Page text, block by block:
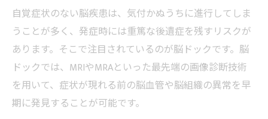
自覚症状のない脳疾患は、気付かぬうちに進行してしま
うことが多く、発症時には重篤な後遺症を残すリスクが
あります。そこで注目されているのが脳ドックです。脳
ドックでは、MRIやMRAといった最先端の画像診断技術
を用いて、症状が現れる前の脳血管や脳組織の異常を早
期に発見することが可能です。